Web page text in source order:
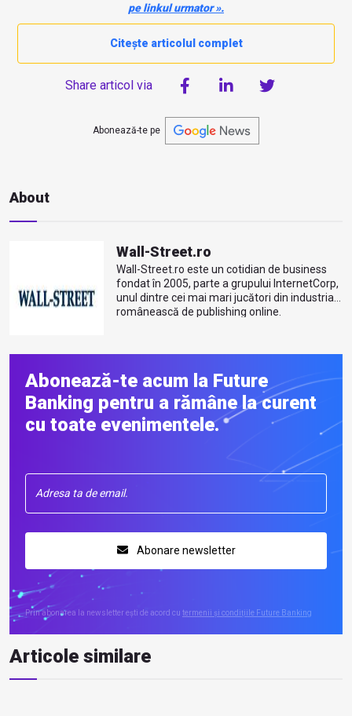
pe linkul urmator ».
Citește articolul complet
Share articol via
Abonează-te pe
About
Wall-Street.ro
Wall-Street.ro este un cotidian de business
fondat în 2005, parte a grupului InternetCorp,
unul dintre cei mai mari jucători din industria
românească de publishing online.
Abonează-te acum la Future
Banking pentru a rămâne la curent
cu toate evenimentele.
Abonare newsletter
Prin abonarea la newsletter ești de acord cu termenii și condițiile Future Banking
Articole similare